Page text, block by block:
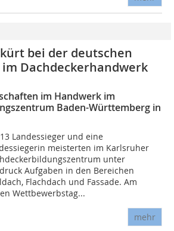
bei der deutschen
Dachdeckerhandwerk
im Handwerk im
Baden-Württemberg in
Landessieger und eine
meisterten im Karlsruher
unter
Aufgaben in den Bereichen
Flachdach und Fassade. Am
Wettbewerbstag...
mehr